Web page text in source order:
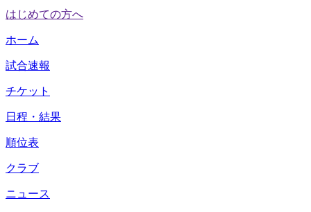
はじめての方へ
ホーム
試合速報
チケット
日程・結果
順位表
クラブ
ニュース